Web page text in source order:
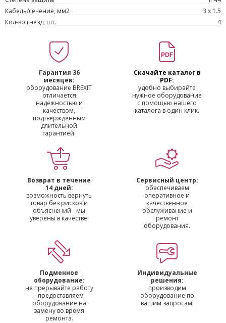
Кабель/сечение, мм2
3 х 1.5
Кол-во гнезд, шт.
4
Гарантия 36
месяцев:
оборудование BREXIT
отличается
надёжностью и
качеством,
подтверждённым
длительной
гарантией.
Скачайте каталог в
PDF:
удобно выбирайте
нужное оборудование
с помощью нашего
каталога в один клик.
Возврат в течение
14 дней:
возможность вернуть
товар без рисков и
объяснений - мы
уверены в качестве!
Сервисный центр:
обеспечиваем
оперативное и
качественное
обслуживание и
ремонт
оборудования.
Подменное
оборудование:
не прерывайте работу
- предоставляем
оборудование на
замену во время
ремонта.
Индивидуальные
решения:
производим
оборудование по
вашим запросам.